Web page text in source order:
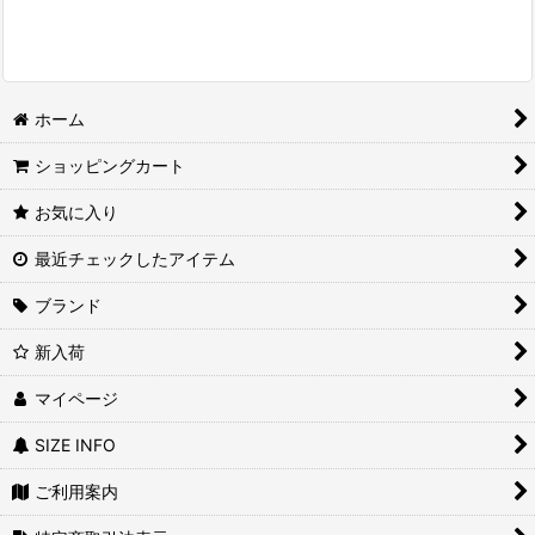
ホーム
ショッピングカート
お気に入り
最近チェックしたアイテム
ブランド
新入荷
マイページ
SIZE INFO
ご利用案内